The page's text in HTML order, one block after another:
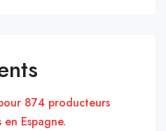
874 producteurs
Espagne.